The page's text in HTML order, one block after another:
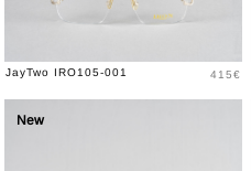
JayTwo IRO105-001 Prix
415€
New